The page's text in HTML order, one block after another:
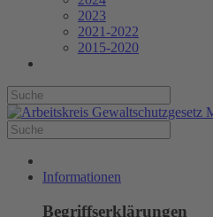
2023
2021-2022
2015-2020
Informationen
Begriffserklärungen